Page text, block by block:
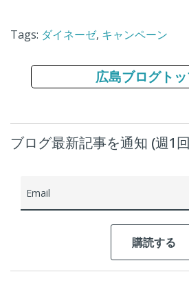
Tags: ダイネーゼ, キャンペーン
広島ブログト
ブログ最新記事を通知 (週1
Email